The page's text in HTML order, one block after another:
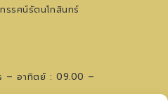
รศน์รัตนโกสินทร์
– อาทิตย์ : 09.00 –